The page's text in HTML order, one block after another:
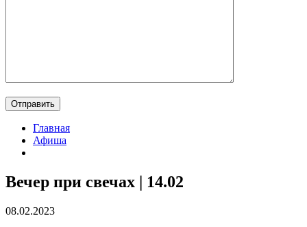
Главная
Афиша
Вечер при свечах | 14.02
08.02.2023